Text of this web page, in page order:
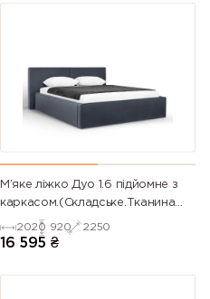
М’яке ліжко Дуо 1.6 підйомне з
каркасом.(Складське.Тканина
Royal Velvet №21)
2020 920 2250
16 595 ₴